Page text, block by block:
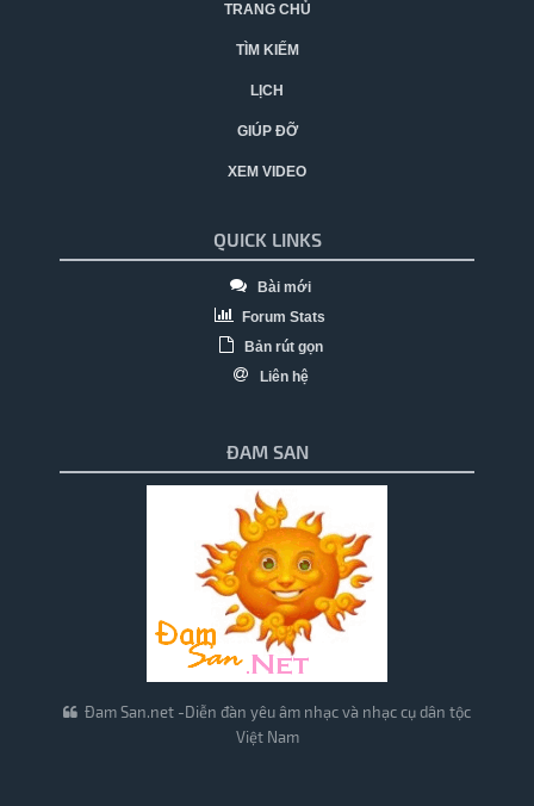
TRANG CHỦ
TÌM KIẾM
LỊCH
GIÚP ĐỠ
XEM VIDEO
QUICK LINKS
Bài mới
Forum Stats
Bản rút gọn
Liên hệ
ĐAM SAN
Đam San.net -Diễn đàn yêu âm nhạc và nhạc cụ dân tộc
Việt Nam